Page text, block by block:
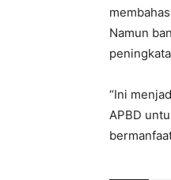
Namun
“Ini
APBD